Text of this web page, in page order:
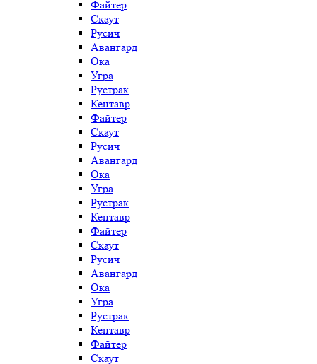
Файтер
Скаут
Русич
Авангард
Ока
Угра
Рустрак
Кентавр
Файтер
Скаут
Русич
Авангард
Ока
Угра
Рустрак
Кентавр
Файтер
Скаут
Русич
Авангард
Ока
Угра
Рустрак
Кентавр
Файтер
Скаут